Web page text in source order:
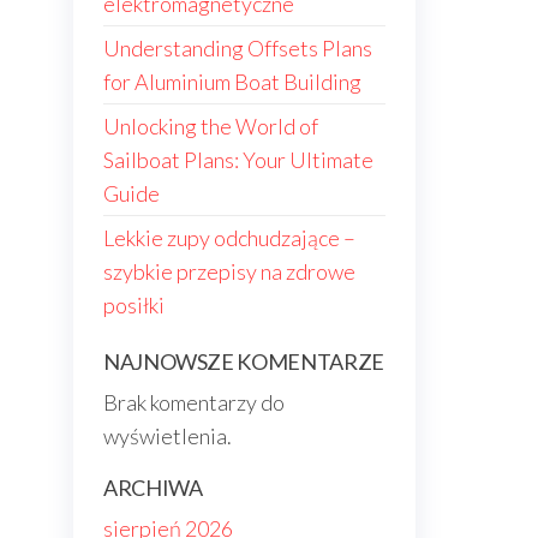
Understanding Offsets Plans
for Aluminium Boat Building
Unlocking the World of
Sailboat Plans: Your Ultimate
Guide
Lekkie zupy odchudzające –
szybkie przepisy na zdrowe
posiłki
NAJNOWSZE KOMENTARZE
Brak komentarzy do
wyświetlenia.
ARCHIWA
sierpień 2026